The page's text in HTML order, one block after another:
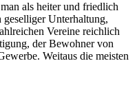
als heiter und friedlich
Unterhaltung,
Vereine reichlich
der Bewohner von
Weitaus die meisten